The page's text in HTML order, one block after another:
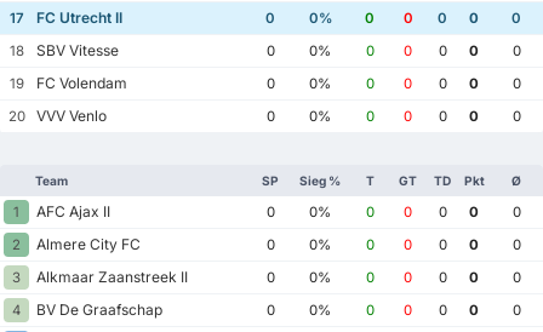
17
FC Utrecht II 0 0% 0 0 0 0
0
18
SBV Vitesse 0 0% 0 0 0 0
0
19
FC Volendam 0 0% 0 0 0 0
0
20
VVV Venlo 0 0% 0 0 0 0 0
Team SP Sieg % T GT TD Pkt Ø
1 AFC Ajax II 0 0% 0 0 0 0
0
2
Almere City FC 0 0% 0 0 0 0
0
3
Alkmaar Zaanstreek II 0 0% 0 0 0 0
0
4
BV De Graafschap 0 0% 0 0 0 0
0